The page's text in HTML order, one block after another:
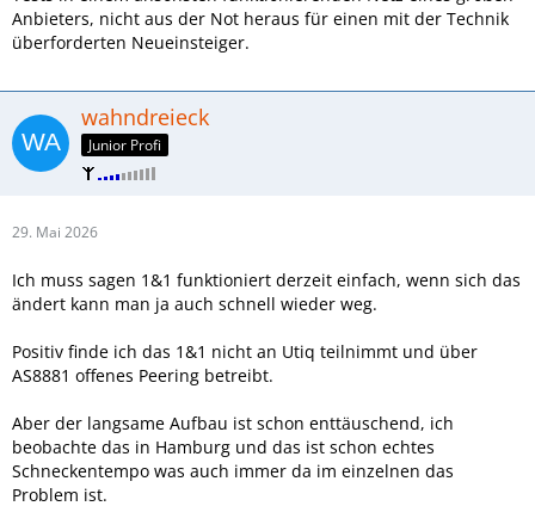
Anbieters, nicht aus der Not heraus für einen mit der Technik
überforderten Neueinsteiger.
wahndreieck
Junior Profi
29. Mai 2026
Ich muss sagen 1&1 funktioniert derzeit einfach, wenn sich das
ändert kann man ja auch schnell wieder weg.
Positiv finde ich das 1&1 nicht an Utiq teilnimmt und über
AS8881 offenes Peering betreibt.
Aber der langsame Aufbau ist schon enttäuschend, ich
beobachte das in Hamburg und das ist schon echtes
Schneckentempo was auch immer da im einzelnen das
Problem ist.